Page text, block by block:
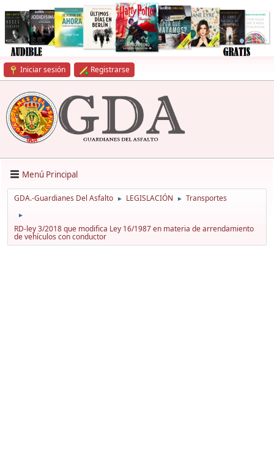
Iniciar sesión Registrarse
Menú Principal
GDA.-Guardianes Del Asfalto ► LEGISLACIÓN ► Transportes
►
RD-ley 3/2018 que modifica Ley 16/1987 en materia de arrendamiento
de vehículos con conductor